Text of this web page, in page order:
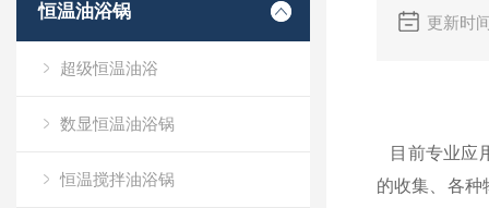
恒温油浴锅
超级恒温油浴
数显恒温油浴锅
恒温搅拌油浴锅
更新时
目前专业应
的收集、各